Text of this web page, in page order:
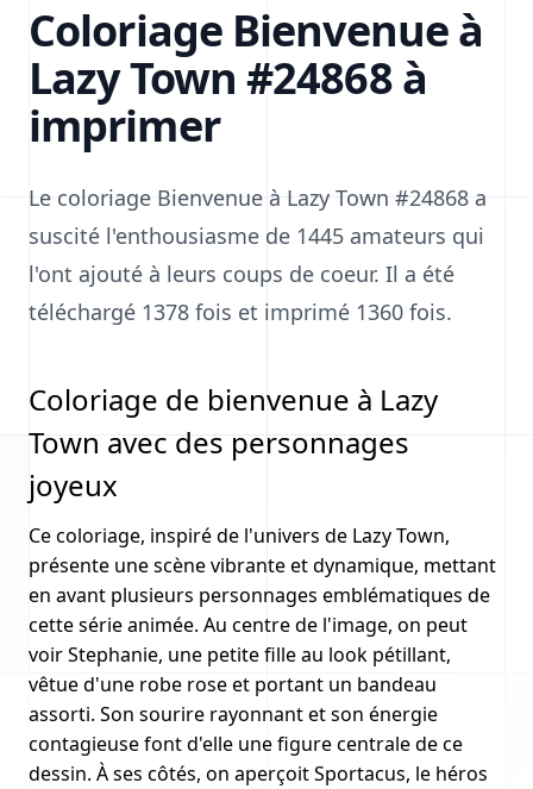
Coloriage Bienvenue à
Lazy Town #24868 à
imprimer
Le coloriage Bienvenue à Lazy Town #24868 a
suscité l'enthousiasme de 1445 amateurs qui
l'ont ajouté à leurs coups de coeur. Il a été
téléchargé 1378 fois et imprimé 1360 fois.
Coloriage de bienvenue à Lazy
Town avec des personnages
joyeux
Ce coloriage, inspiré de l'univers de Lazy Town,
présente une scène vibrante et dynamique, mettant
en avant plusieurs personnages emblématiques de
cette série animée. Au centre de l'image, on peut
voir Stephanie, une petite fille au look pétillant,
vêtue d'une robe rose et portant un bandeau
assorti. Son sourire rayonnant et son énergie
contagieuse font d'elle une figure centrale de ce
dessin. À ses côtés, on aperçoit Sportacus, le héros